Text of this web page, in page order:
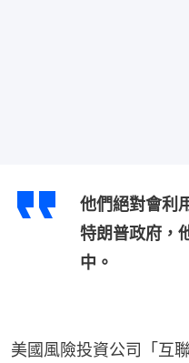
他們絕對會利
特朗普政府，
中。
美國風險投資公司「互